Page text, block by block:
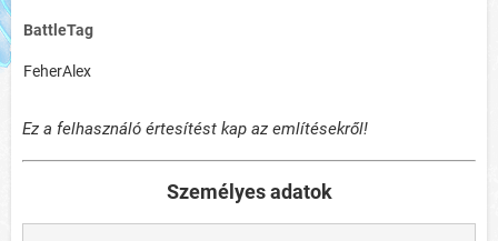
BattleTag
FeherAlex
Ez a felhasználó értesítést kap az említésekről!
Személyes adatok